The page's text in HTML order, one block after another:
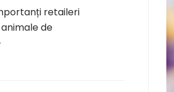
retaileri
de